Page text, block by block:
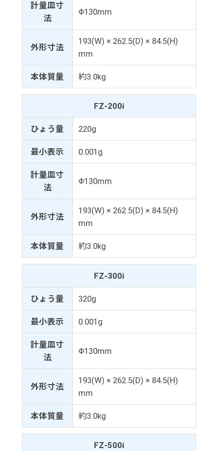
計量皿寸
法
Φ130mm
外形寸法
193(W) × 262.5(D) × 84.5(H)
mm
本体質量 約3.0kg
FZ-200i
ひょう量 220g
最小表示 0.001g
計量皿寸
法
Φ130mm
外形寸法
193(W) × 262.5(D) × 84.5(H)
mm
本体質量 約3.0kg
FZ-300i
ひょう量 320g
最小表示 0.001g
計量皿寸
法
Φ130mm
外形寸法
193(W) × 262.5(D) × 84.5(H)
mm
本体質量 約3.0kg
FZ-500i